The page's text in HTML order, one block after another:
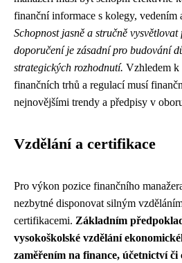
finanční informace s kolegy, vedením
Schopnost jasně a stručně
doporučení je zásadní pro budování
strategických rozhodnutí. Vzhledem k
finančních trhů a regulací musí
nejnovějšími trendy a předpisy v
Vzdělání a certifikace
Pro výkon pozice finančního
nezbytné disponovat silným
certifikacemi. Základním
vysokoškolské vzdělání
zaměřením na finance, účetnictví